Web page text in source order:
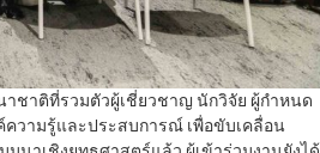
าชาติที่รวมตัวผู้เชี่ยวชาญ นักวิจัย ผู้กำหนด
วามรู้และประสบการณ์ เพื่อขับเคลื่อน